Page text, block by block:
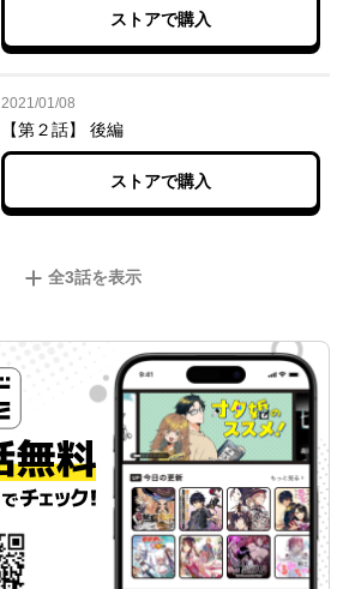
ストアで購入
2021/01/08
2021年01月08日
【第２話】 後編
ストアで購入
全3話を表示